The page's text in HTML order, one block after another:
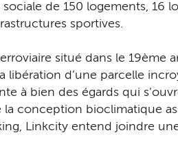
de 150 logements, 16
sportives.
situé dans le 19ème
libération d’une parcelle
à bien des égards qui
conception bioclimatique
Linkcity entend joindre